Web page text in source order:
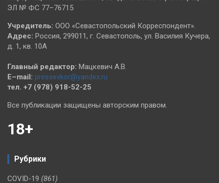
ЭЛ № ФС 77–76715
Учредитель: ООО «Севастопольский Корреспондент».
Адрес: Россия, 299011, г. Севастополь, ул. Василия Кучера,
д. 1, кв. 10А
Главный редактор: Мацкевич А.В.
E–mail: pressevkor@yandex.ru
тел. +7 (978) 918-52-25
Все публикации защищены авторским правом.
18+
Рубрики
COVID-19 (861)